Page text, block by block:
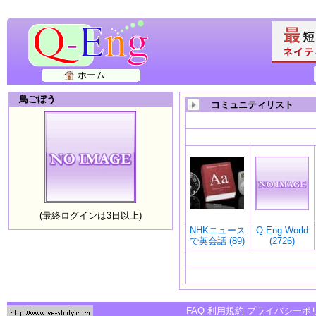
ホーム
鳥ごぼう
(最終ログインは3日以上)
コミュニティリスト
NHKニュース
で英会話 (89)
Q-Eng World
(2726)
FAQ 利用規約 プライバシーポ